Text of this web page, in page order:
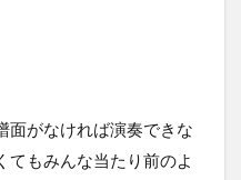
面がなければ演奏できな
てもみんな当たり前のよ